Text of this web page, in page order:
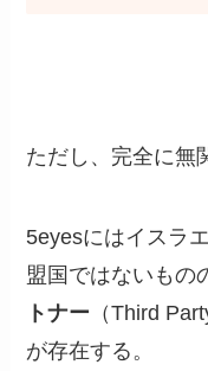
ただし、完全に無
5eyesにはイスラ
盟国ではないもの
トナー （Third
が存在する。